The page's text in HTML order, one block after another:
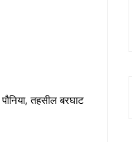
तहसील बरघाट